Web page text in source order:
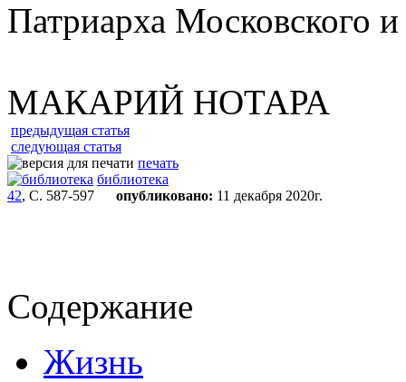
Патриарха Московского
МАКАРИЙ НОТАРА
предыдущая статья
следующая статья
печать
библиотека
42, С. 587-597 опубликовано: 11 декабря 2020г.
Содержание
Жизнь